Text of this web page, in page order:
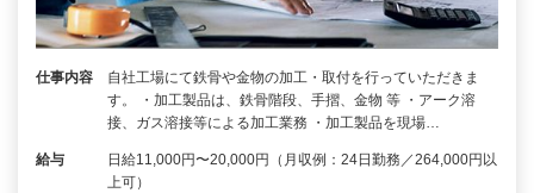
仕事内容
自社工場にて鉄骨や金物の加工・取付を行っていただきま
す。 ・加工製品は、鉄骨階段、手摺、金物 等 ・アーク溶
接、ガス溶接等による加工業務 ・加工製品を現場…
給与
日給11,000円〜20,000円（月収例：24日勤務／264,000円以
上可）